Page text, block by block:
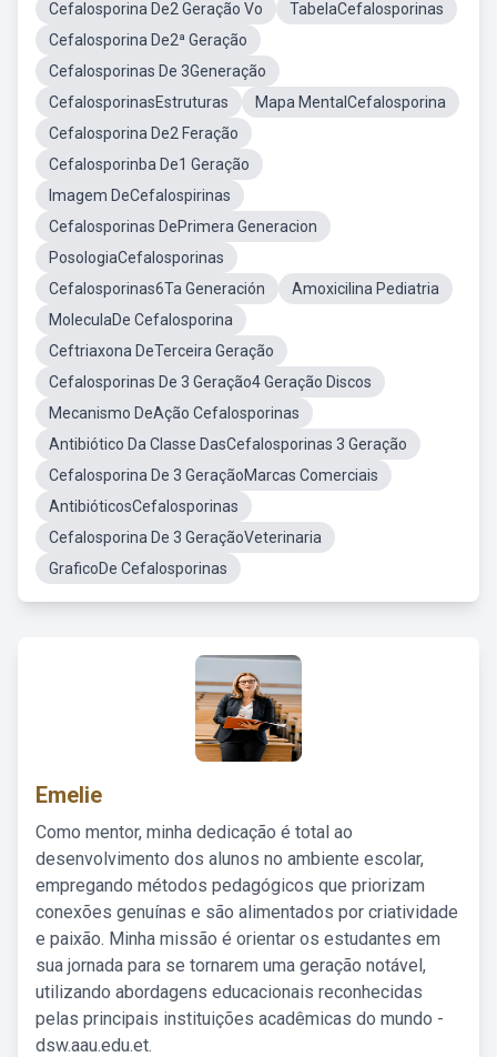
Cefalosporina De2 Geração Vo
TabelaCefalosporinas
Cefalosporina De2ª Geração
Cefalosporinas De 3Generação
CefalosporinasEstruturas
Mapa MentalCefalosporina
Cefalosporina De2 Feração
Cefalosporinba De1 Geração
Imagem DeCefalospirinas
Cefalosporinas DePrimera Generacion
PosologiaCefalosporinas
Cefalosporinas6Ta Generación
Amoxicilina Pediatria
MoleculaDe Cefalosporina
Ceftriaxona DeTerceira Geração
Cefalosporinas De 3 Geração4 Geração Discos
Mecanismo DeAção Cefalosporinas
Antibiótico Da Classe DasCefalosporinas 3 Geração
Cefalosporina De 3 GeraçãoMarcas Comerciais
AntibióticosCefalosporinas
Cefalosporina De 3 GeraçãoVeterinaria
GraficoDe Cefalosporinas
Emelie
Como mentor, minha dedicação é total ao
desenvolvimento dos alunos no ambiente escolar,
empregando métodos pedagógicos que priorizam
conexões genuínas e são alimentados por criatividade
e paixão. Minha missão é orientar os estudantes em
sua jornada para se tornarem uma geração notável,
utilizando abordagens educacionais reconhecidas
pelas principais instituições acadêmicas do mundo -
dsw.aau.edu.et.